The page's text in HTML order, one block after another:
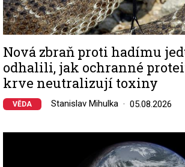
Nová zbraň proti hadímu
odhalili, jak ochranné
krve neutralizují toxiny
VĚDA Stanislav Mihulka 05.08.2026